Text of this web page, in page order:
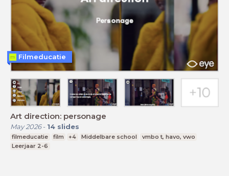
Art direction: personage
May 2026- 14 slides
filmeducatie film +4 Middelbare school
vmbo t, havo, vwo
Leerjaar 2-6
Filmeducatie